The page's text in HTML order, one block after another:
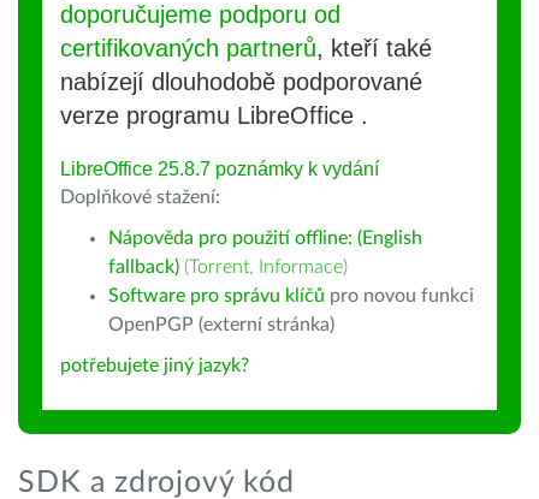
doporučujeme podporu od
certifikovaných partnerů, kteří také
nabízejí dlouhodobě podporované
verze programu LibreOffice .
LibreOffice 25.8.7 poznámky k vydání
Doplňkové stažení:
Nápověda pro použití offline: (English
fallback) (Torrent, Informace)
Software pro správu klíčů pro novou funkci
OpenPGP (externí stránka)
potřebujete jiný jazyk?
SDK a zdrojový kód